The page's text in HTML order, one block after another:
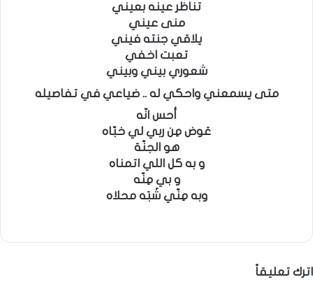
تناظر عينه بعيني
منى عيني
يلاقي جنته فيني
تعبت اخفي
شعوري بيني وبيني
متى يسمعني واحكي له .. ضياعي في تفاصيله
أحس انّه
عَوض مِن ربي لي خبّاه
هو الجنّة
و به كل اللي اتمناه
و بي مِنّه
وبه مِنّي شَبَه محلاه
اترك تعليقاً